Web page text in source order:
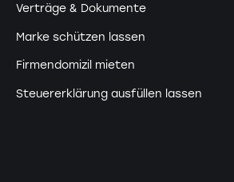
Verträge & Dokumente
Marke schützen lassen
Firmendomizil mieten
Steuererklärung ausfüllen lassen